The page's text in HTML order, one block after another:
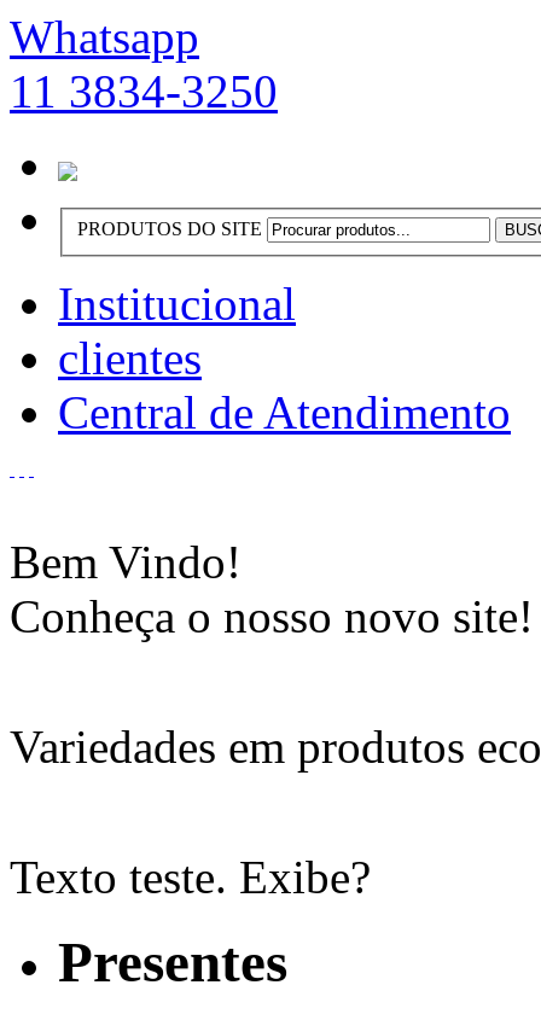
Whatsapp
11 3834-3250
PRODUTOS DO SITE
Institucional
clientes
Central de Atendimento
Bem Vindo!
Conheça o nosso novo site!
Variedades em produtos
Texto teste. Exibe?
Presentes